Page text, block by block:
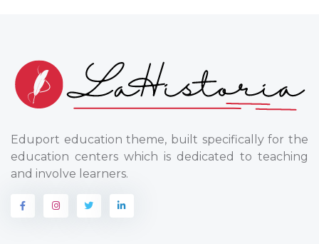
Eduport education theme, built specifically for the
education centers which is dedicated to teaching
and involve learners.